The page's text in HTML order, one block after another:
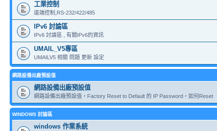
工業控制
遠端控制,RS-232/422/485
IPv6 討論區
IPv6 討論區 , 有關IPv6的資訊
UMAIL_V5專區
UMAILV5 相關 問題 更新 設定
網路設備出廠預設值
網路設備出廠預設值
網路設備出廠預設值，Factory Reset to Default 的 IP Password，如何Reset
WINDOWS 討論區
windows 作業系統